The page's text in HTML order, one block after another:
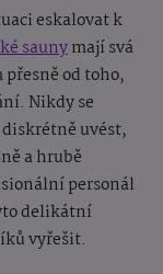
eskalovat k
saunymají svá
od toho,
Nikdy se
uvést,
a hrubě
personál
delikátní
vyřešit.